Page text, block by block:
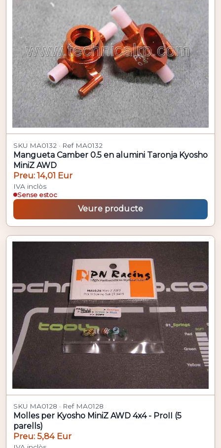
SKU MA0132 · Ref MA0132
Mangueta Camber 0.5 en alumini Taronja Kyosho
MiniZ AWD
Preu: 14,01 Eur
IVA inclòs
Sense estoc
Veure producte
SKU MA0128 · Ref MA0128
Molles per Kyosho MiniZ AWD 4x4 - ProII (5
parells)
Preu: 5,84 Eur